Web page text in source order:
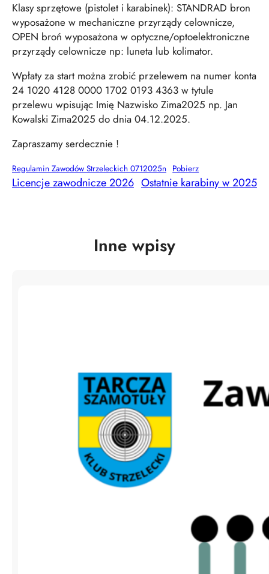
Klasy sprzętowe (pistolet i karabinek): STANDRAD bron
wyposażone w mechaniczne przyrządy celownicze,
OPEN broń wyposażona w optyczne/optoelektroniczne
przyrządy celownicze np: luneta lub kolimator.
Wpłaty za start można zrobić przelewem na numer konta
24 1020 4128 0000 1702 0193 4363 w tytule
przelewu wpisując Imię Nazwisko Zima2025 np. Jan
Kowalski Zima2025 do dnia 04.12.2025.
Zapraszamy serdecznie !
Regulamin Zawodów Strzeleckich 0712025n Pobierz
Licencje zawodnicze 2026 Ostatnie karabiny w 2025
Inne wpisy